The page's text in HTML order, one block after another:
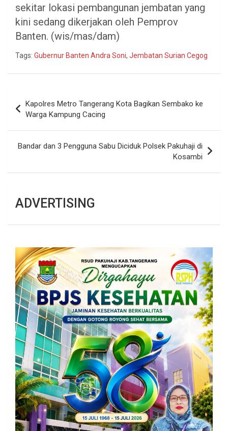
sekitar lokasi pembangunan jembatan yang
kini sedang dikerjakan oleh Pemprov
Banten. (wis/mas/dam)
Tags: Gubernur Banten Andra Soni, Jembatan Surian Cegog
pos
Kapolres Metro Tangerang Kota Bagikan Sembako ke
Warga Kampung Cacing
Bandar dan 3 Pengguna Sabu Diciduk Polsek Pakuhaji di
Kosambi
ADVERTISING